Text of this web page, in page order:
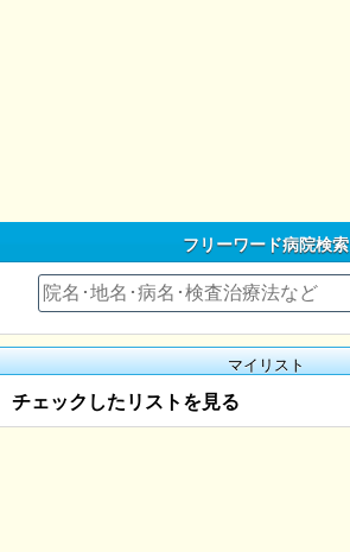
フリーワード病院検索
マイリスト
チェックしたリストを見る